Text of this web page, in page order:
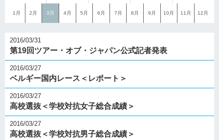
1月 2月 3月 4月 5月 6月 7月 8月 9月 10月 11月 12月
2016/03/31
第19回ツアー・オブ・ジャパン公式記者発表
2016/03/27
ベルギー国内レース＜レポート＞
2016/03/27
高校選抜＜学校対抗女子総合成績＞
2016/03/27
高校選抜＜学校対抗男子総合成績＞